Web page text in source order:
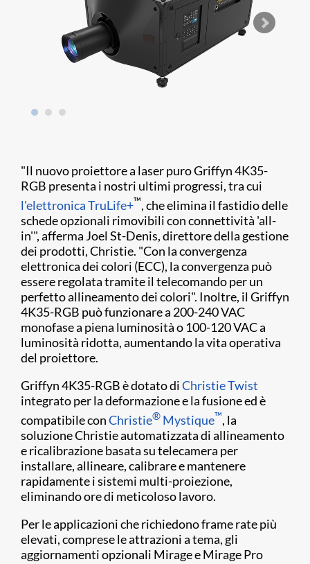
"Il nuovo proiettore a laser puro Griffyn 4K35-
RGB presenta i nostri ultimi progressi, tra cui
l'elettronica TruLife+™, che elimina il fastidio delle
schede opzionali rimovibili con connettività 'all-
in'", afferma Joel St-Denis, direttore della gestione
dei prodotti, Christie. "Con la convergenza
elettronica dei colori (ECC), la convergenza può
essere regolata tramite il telecomando per un
perfetto allineamento dei colori". Inoltre, il Griffyn
4K35-RGB può funzionare a 200-240 VAC
monofase a piena luminosità o 100-120 VAC a
luminosità ridotta, aumentando la vita operativa
del proiettore.
Griffyn 4K35-RGB è dotato diChristie Twist
integrato per la deformazione e la fusione ed è
compatibile conChristie® Mystique™, la
soluzione Christie automatizzata di allineamento
e ricalibrazione basata su telecamera per
installare, allineare, calibrare e mantenere
rapidamente i sistemi multi-proiezione,
eliminando ore di meticoloso lavoro.
Per le applicazioni che richiedono frame rate più
elevati, comprese le attrazioni a tema, gli
aggiornamenti opzionali Mirage e Mirage Pro